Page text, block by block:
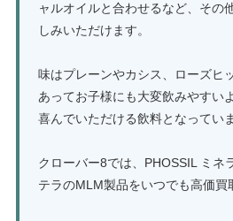
ャルオイルと合わせるなど、その
しみいただけます。
味はプレーンやカシス、ローズヒ
あってお子様にも大変飲みやすい
喜んでいただける飲料となっていま
クローバー8では、PHOSSIL ミネ
テラのMLM製品をいつでも高価買